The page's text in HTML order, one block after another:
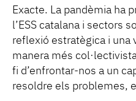
Exacte. La pandèmia ha
l’ESS catalana i sectors
reflexió estratègica i una
manera més
fi d’enfrontar-nos a un
resoldre els problemes,